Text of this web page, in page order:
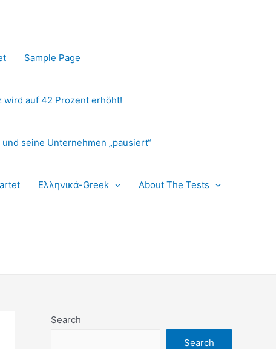
Sample Page
auf 42 Prozent erhöht!
seine Unternehmen „pausiert“
Ελληνικά-Greek About The Tests
Search
Search